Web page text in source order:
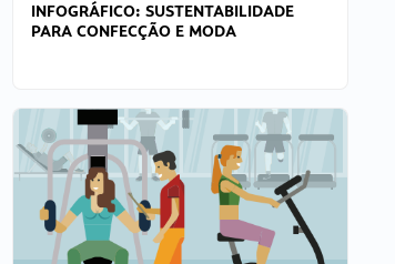
INFOGRÁFICO: SUSTENTABILIDADE
PARA CONFECÇÃO E MODA